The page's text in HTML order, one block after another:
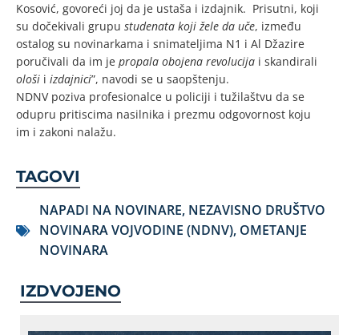
Kosović, govoreći joj da je ustaša i izdajnik. Prisutni, koji
su dočekivali grupu studenata koji žele da uče, između
ostalog su novinarkama i snimateljima N1 i Al Džazire
poručivali da im je propala obojena revolucija i skandirali
ološi i izdajnici”, navodi se u saopštenju.
NDNV poziva profesionalce u policiji i tužilaštvu da se
odupru pritiscima nasilnika i prezmu odgovornost koju
im i zakoni nalažu.
TAGOVI
NAPADI NA NOVINARE, NEZAVISNO DRUŠTVO
NOVINARA VOJVODINE (NDNV), OMETANJE
NOVINARA
IZDVOJENO